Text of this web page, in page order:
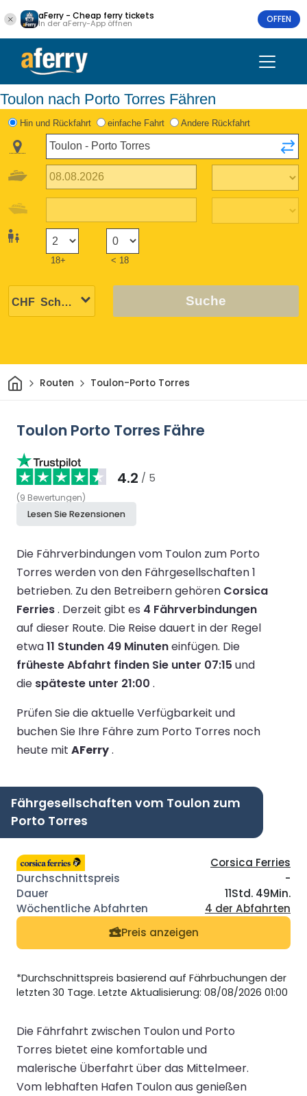
aFerry - Cheap ferry tickets
In der aFerry-App öffnen OFFEN
Toulon nach Porto Torres Fähren
Hin und Rückfahrt einfache Fahrt Andere Rückfahrt
18+ < 18
Suche
HeimRouten Toulon-Porto Torres
Toulon Porto Torres Fähre
4.2 / 5
(9 Bewertungen)
Lesen Sie Rezensionen
Die Fährverbindungen vom Toulon zum Porto
Torres werden von den Fährgesellschaften 1
betrieben. Zu den Betreibern gehören Corsica
Ferries. Derzeit gibt es 4 Fährverbindungen
auf dieser Route. Die Reise dauert in der Regel
etwa11 Stunden 49 Minuteneinfügen. Die
früheste Abfahrt finden Sie unter 07:15 und
die späteste unter 21:00 .
Prüfen Sie die aktuelle Verfügbarkeit und
buchen Sie Ihre Fähre zum Porto Torres noch
heute mit AFerry.
Fährgesellschaften vom Toulon zum
Porto Torres
Corsica Ferries
-
11Std. 49Min.
4 der Abfahrten
Preis anzeigen
*Durchschnittspreis basierend auf Fährbuchungen der
letzten 30 Tage. Letzte Aktualisierung: 08/08/2026 01:00
Die Fährfahrt zwischen Toulon und Porto
Torres bietet eine komfortable und
malerische Überfahrt über das Mittelmeer.
Vom lebhaften Hafen Toulon aus genießen